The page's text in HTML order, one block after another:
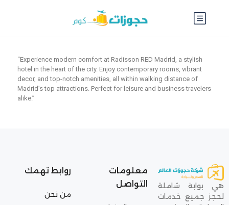
“Experience modern comfort at Radisson RED Madrid, a stylish
hotel in the heart of the city. Enjoy contemporary rooms, vibrant
decor, and top-notch amenities, all within walking distance of
Madrid’s top attractions. Perfect for leisure and business travelers
alike.”
هي بوابة شاملة
لحجز جميع خدمات
معلومات
التواصل
روابط تهمك
من نحن